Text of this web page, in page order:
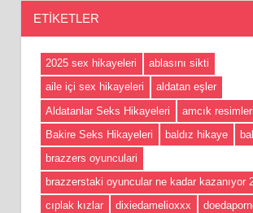
ETIKETLER
2025 sex hikayeleri
ablasını sikti
aile içi sex hikayeleri
aldatan eşler
Aldatanlar Seks Hikayeleri
amcık resimleri
Bakire Seks Hikayeleri
baldız hikaye
brazzers oyunculari
brazzerstaki oyuncular ne kadar kazanıyor
cıplak kızlar
dixiedamelioxxx